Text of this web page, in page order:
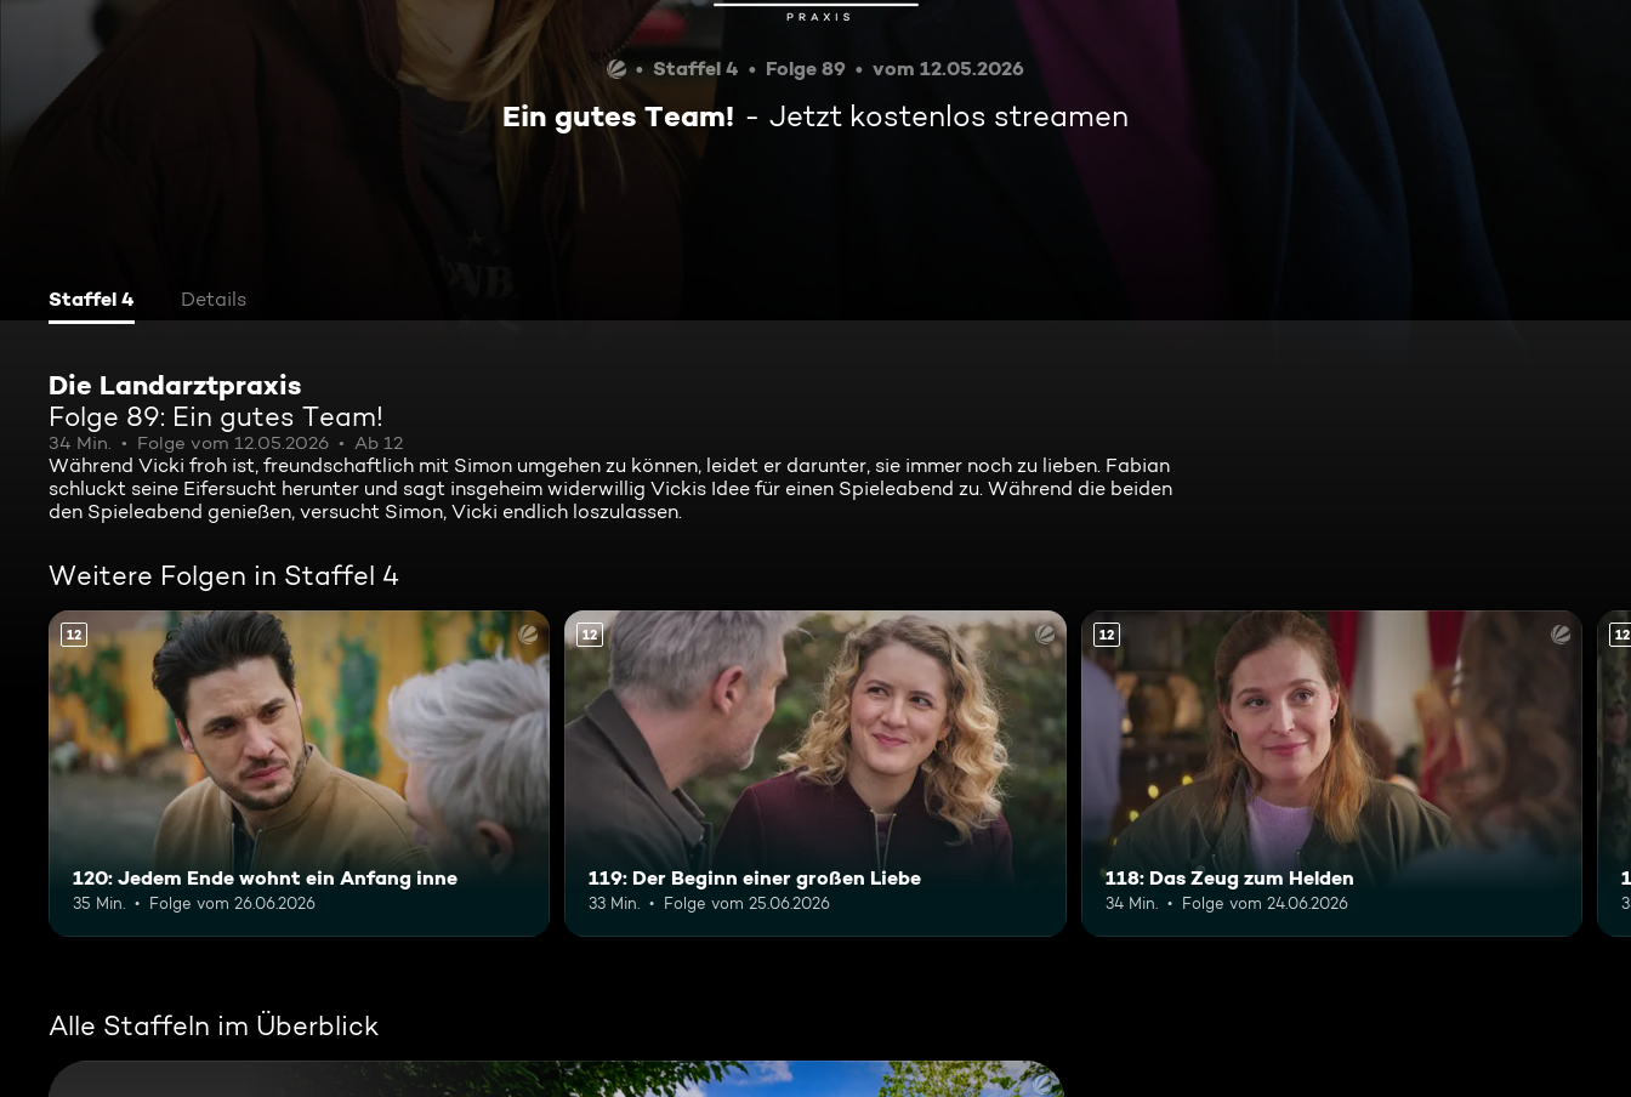
Staffel 4 Folge 89 vom 12.05.2026
Ein gutes Team! Jetzt kostenlos streamen
Staffel 4 Details
Die Landarztpraxis
Folge 89: Ein gutes Team!
34 Min. Folge vom 12.05.2026 Ab 12
Während Vicki froh ist, freundschaftlich mit Simon umgehen zu können, leidet er darunter, sie immer noch zu lieben. Fabian
schluckt seine Eifersucht herunter und sagt insgeheim widerwillig Vickis Idee für einen Spieleabend zu. Während die beiden
den Spieleabend genießen, versucht Simon, Vicki endlich loszulassen.
Weitere Folgen in Staffel 4
12
120: Jedem Ende wohnt ein Anfang inne
35 Min. Folge vom 26.06.2026
12
119: Der Beginn einer großen Liebe
33 Min. Folge vom 25.06.2026
12
118: Das Zeug zum Helden
34 Min. Folge vom 24.06.2026
12
Alle Staffeln im Überblick